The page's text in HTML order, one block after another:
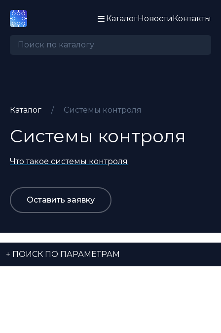
КаталогНовостиКонтакты
Каталог / Системы контроля
Системы контроля
Что такое системы контроля
Оставить заявку
+ ПОИСК ПО ПАРАМЕТРАМ